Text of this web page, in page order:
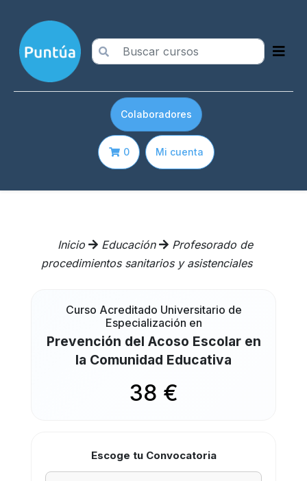
Colaboradores
0 Mi cuenta
Inicio Educación
Profesorado de
procedimientos sanitarios y asistenciales
Curso Acreditado Universitario de
Especialización en
Prevención del Acoso Escolar en
la Comunidad Educativa
38 €
Escoge tu Convocatoria